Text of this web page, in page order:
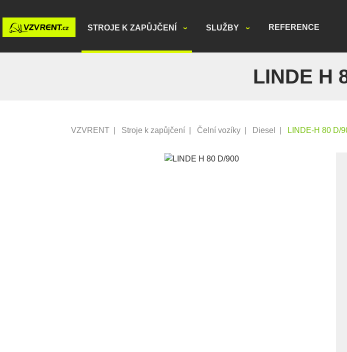
STROJE K ZAPŮJČENÍ SLUŽBY REFERENCE
LINDE H
VZVRENT Stroje k zapůjčení Čelní vozíky Diesel LINDE-H 80 D/